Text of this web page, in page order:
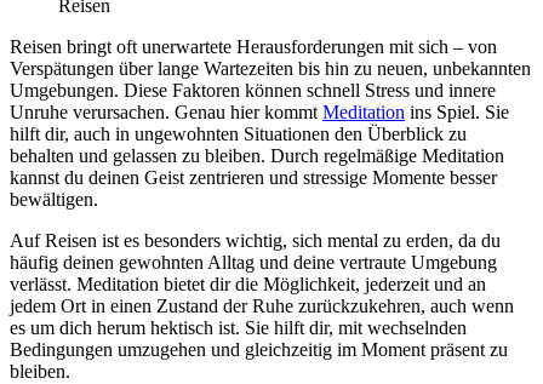
Reisen bringt oft unerwartete Herausforderungen mit sich – von
Verspätungen über lange Wartezeiten bis hin zu neuen, unbekannten
Umgebungen. Diese Faktoren können schnell Stress und innere
Unruhe verursachen. Genau hier kommt Meditation ins Spiel. Sie
hilft dir, auch in ungewohnten Situationen den Überblick zu
behalten und gelassen zu bleiben. Durch regelmäßige Meditation
kannst du deinen Geist zentrieren und stressige Momente besser
bewältigen.
Auf Reisen ist es besonders wichtig, sich mental zu erden, da du
häufig deinen gewohnten Alltag und deine vertraute Umgebung
verlässt. Meditation bietet dir die Möglichkeit, jederzeit und an
jedem Ort in einen Zustand der Ruhe zurückzukehren, auch wenn
es um dich herum hektisch ist. Sie hilft dir, mit wechselnden
Bedingungen umzugehen und gleichzeitig im Moment präsent zu
bleiben.